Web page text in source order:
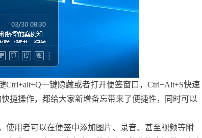
一键隐藏或者打开便签窗口，Ctrl+Alt+S快速
捷操作，都给大家新增备忘带来了便捷性，同时可以
使用者可以在便签中添加图片、录音、甚至视频等附